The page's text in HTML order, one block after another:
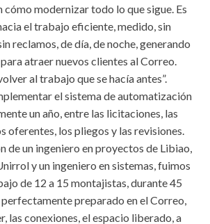
cómo modernizar todo lo que sigue. Es
el trabajo eficiente, medido, sin
reclamos, de día, de noche, generando
atraer nuevos clientes al Correo.
al trabajo que se hacía antes”.
el sistema de automatización
un año, entre las licitaciones, las
oferentes, los pliegos y las revisiones.
de un ingeniero en proyectos de Libiao,
y un ingeniero en sistemas, fuimos
de 12 a 15 montajistas, durante 45
preparado en el Correo,
las conexiones, el espacio liberado, a